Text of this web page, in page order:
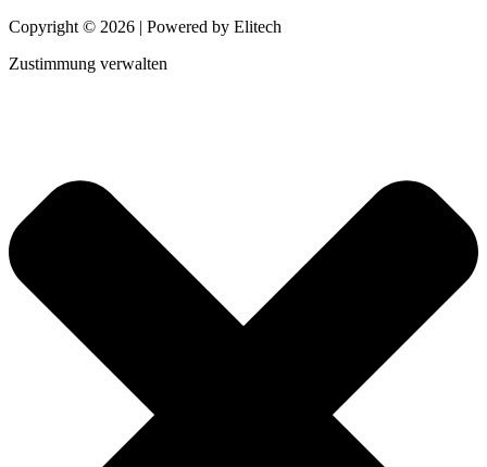
Copyright © 2026 | Powered by Elitech
Zustimmung verwalten